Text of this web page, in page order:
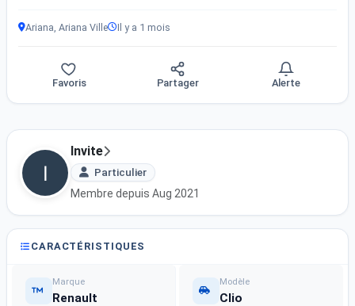
Ariana, Ariana Ville Il y a 1 mois
Favoris Partager Alerte
Invite
Particulier
Membre depuis Aug 2021
CARACTÉRISTIQUES
Marque
Renault
Modèle
Clio